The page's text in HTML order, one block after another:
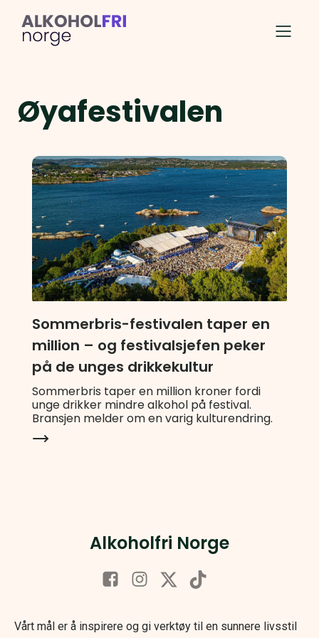
Øyafestivalen
Sommerbris-festivalen taper en
million – og festivalsjefen peker
på de unges drikkekultur
Sommerbris taper en million kroner fordi
unge drikker mindre alkohol på festival.
Bransjen melder om en varig kulturendring.
Alkoholfri Norge
Vårt mål er å inspirere og gi verktøy til en sunnere livsstil